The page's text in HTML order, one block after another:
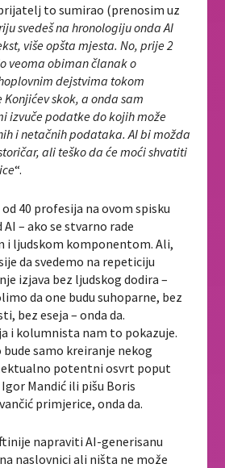
to sumirao (prenosim uz
svedeš na hronologiju onda AI
više opšta mjesta. No, prije 2
veoma obiman članak o
dejstvima tokom
skok, a onda sam
izvuče podatke do kojih može
i netačnih podataka. AI bi možda
ali teško da će moći shvatiti
“.
40 profesija na ovom spisku
– ako se stvarno rade
i ljudskom komponentom. Ali,
da svedemo na repeticiju
izjava bez ljudskog dodira –
da one budu suhoparne, bez
bez eseja – onda da.
i kolumnista nam to pokazuje.
bude samo kreiranje nekog
potentni osvrt poput
Mandić ili pišu Boris
primjerice, onda da.
napraviti AI-generisanu
naslovnici ali ništa ne može